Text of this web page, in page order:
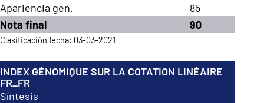
Apariencia gen.
85
Nota final
90
Clasificación fecha: 03-03-2021
INDEX GÉNOMIQUE SUR LA COTATION LINÉAIRE
FR_FR
Síntesis